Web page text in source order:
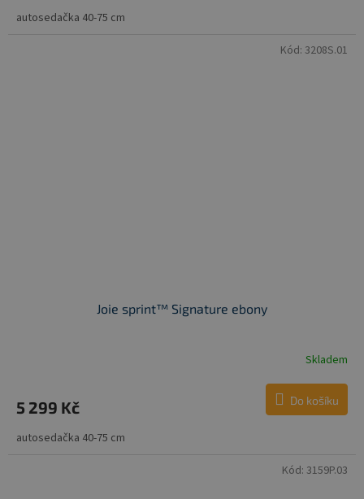
autosedačka 40-75 cm
Joie sprint™ Signature ebony
Skladem
5 299 Kč Do košíku
autosedačka 40-75 cm
Kód: 3208S.01
Kód: 3159P.03